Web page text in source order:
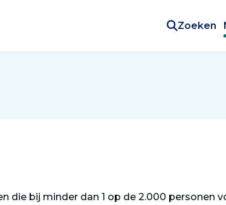
Zoeken
die bij minder dan 1 op de 2.000 personen